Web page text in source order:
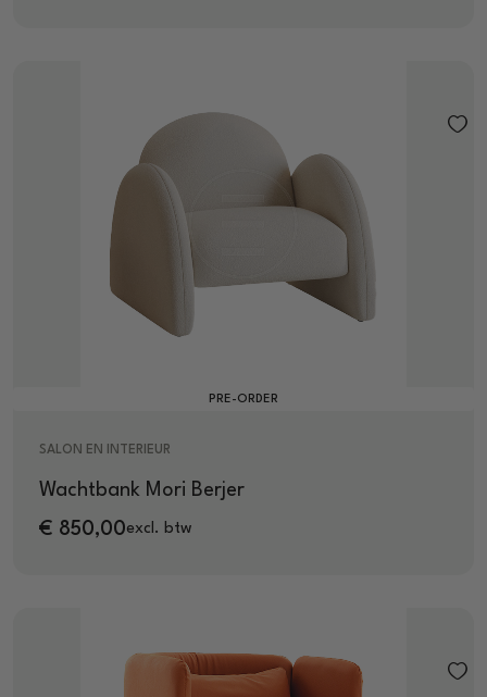
PRE-ORDER
SALON EN INTERIEUR
Wachtbank Mori Berjer
€ 850,00excl. btw